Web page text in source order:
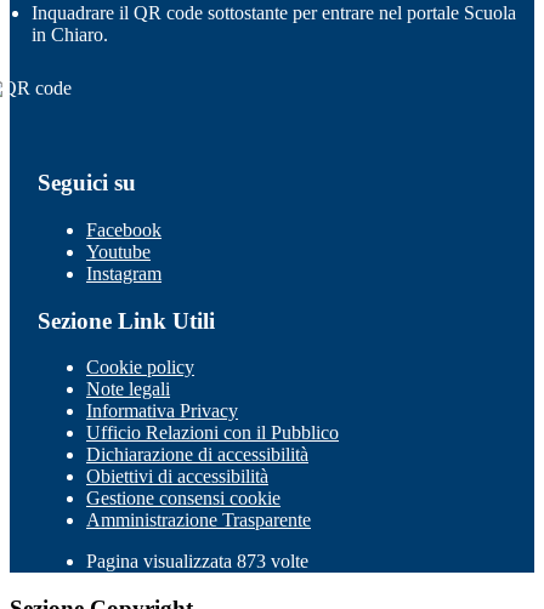
Inquadrare il QR code sottostante per entrare nel portale Scuola
in Chiaro.
Seguici su
Facebook
Youtube
Instagram
Sezione Link Utili
Cookie policy
Note legali
Informativa Privacy
Ufficio Relazioni con il Pubblico
Dichiarazione di accessibilità
Obiettivi di accessibilità
Gestione consensi cookie
Amministrazione Trasparente
Pagina visualizzata 873 volte